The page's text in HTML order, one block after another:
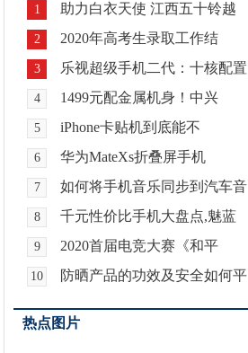
1 助力白衣天使 江西五十铃越
2 2020年高考生录取工作结
3 乐视超级手机二代：十核配置
4 1499元配金属机身！中兴
5 iPhone卡贴机到底能不
6 华为MateXs折叠屏手机
7 如何将手机音乐同步到汽车音
8 千元性价比手机大盘点,魅蓝
9 2020首届电竞大赛《和平
10 防晒产品的功效及安全如何平
热点图片